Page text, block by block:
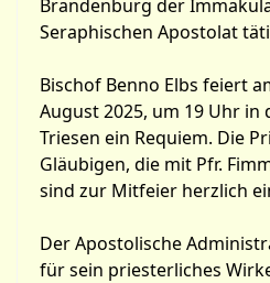
Brandenburg der
Seraphischen Apostolat
Bischof Benno Elbs feiert
August 2025, um 19 Uhr
Triesen ein Requiem. Die
Gläubigen, die mit Pfr.
sind zur Mitfeier herzlich
Der Apostolische
für sein priesterliches